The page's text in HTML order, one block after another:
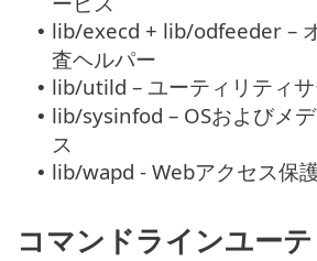
• lib/execd + lib/odfeeder –
査ヘルパー
• lib/utild – ユーティリティサ
• lib/sysinfod – OSおよびメ
ス
• lib/wapd - Webアクセス保
コマンドラインユー